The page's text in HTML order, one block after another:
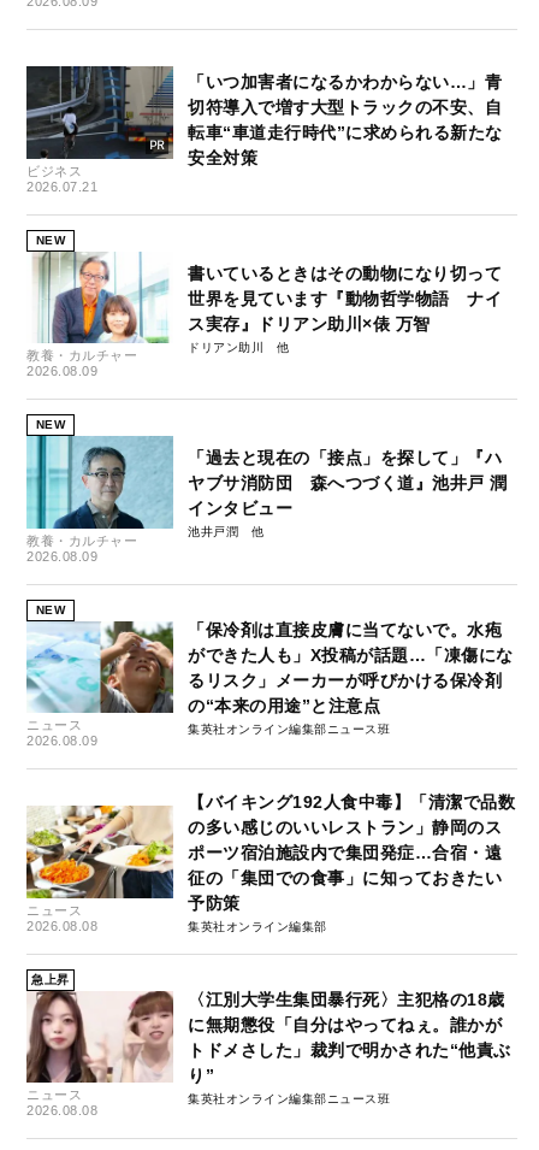
ビジネス
2026.07.21
「いつ加害者になるかわからない…」青
切符導入で増す大型トラックの不安、自
転車“車道走行時代”に求められる新たな
安全対策
NEW
教養・カルチャー
2026.08.09
書いているときはその動物になり切って
世界を見ています『動物哲学物語 ナイ
ス実存』ドリアン助川×俵 万智
ドリアン助川
NEW
教養・カルチャー
2026.08.09
「過去と現在の「接点」を探して」『ハ
ヤブサ消防団 森へつづく道』池井戸 潤
インタビュー
池井戸潤
NEW
ニュース
2026.08.09
「保冷剤は直接皮膚に当てないで。水疱
ができた人も」X投稿が話題…「凍傷にな
るリスク」メーカーが呼びかける保冷剤
の“本来の用途”と注意点
集英社オンライン編集部ニュース班
ニュース
2026.08.08
【バイキング192人食中毒】「清潔で品数
の多い感じのいいレストラン」静岡のス
ポーツ宿泊施設内で集団発症…合宿・遠
征の「集団での食事」に知っておきたい
予防策
集英社オンライン編集部
急上昇
ニュース
2026.08.08
〈江別大学生集団暴行死〉主犯格の18歳
に無期懲役「自分はやってねぇ。誰かが
トドメさした」裁判で明かされた“他責ぶ
り”
集英社オンライン編集部ニュース班